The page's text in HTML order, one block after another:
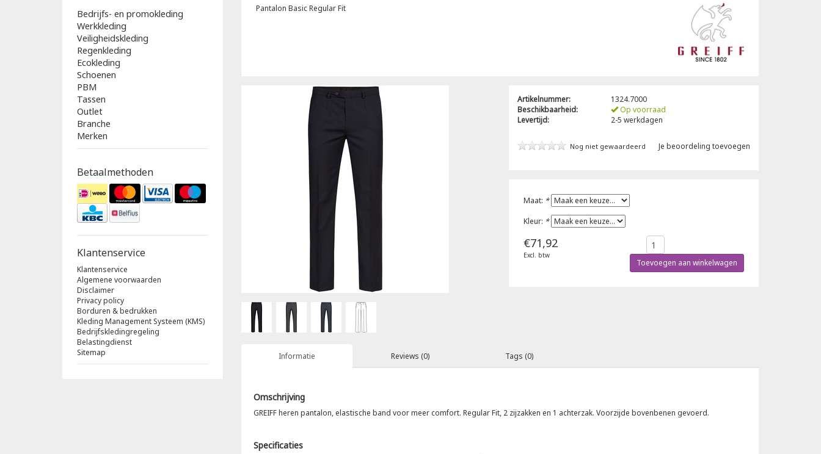
Bedrijfs- en promokleding
Werkkleding
Veiligheidskleding
Regenkleding
Ecokleding
Schoenen
PBM
Tassen
Outlet
Branche
Merken
Betaalmethoden
Klantenservice
Klantenservice
Algemene voorwaarden
Disclaimer
Privacy policy
Borduren & bedrukken
Kleding Management Systeem (KMS)
Bedrijfskledingregeling
Belastingdienst
Sitemap
Pantalon Basic Regular Fit
Artikelnummer:
1324.7000
Beschikbaarheid:
Op voorraad
Levertijd:
2-5 werkdagen
Nog niet gewaardeerd Je beoordeling toevoegen
Maat: *
Kleur: *
€71,92
Excl. btw
Informatie Reviews (0) Tags (0)
Omschrijving
GREIFF heren pantalon, elastische band voor meer comfort. Regular Fit, 2 zijzakken en 1 achterzak. Voorzijde bovenbenen gevoerd.
Specificaties